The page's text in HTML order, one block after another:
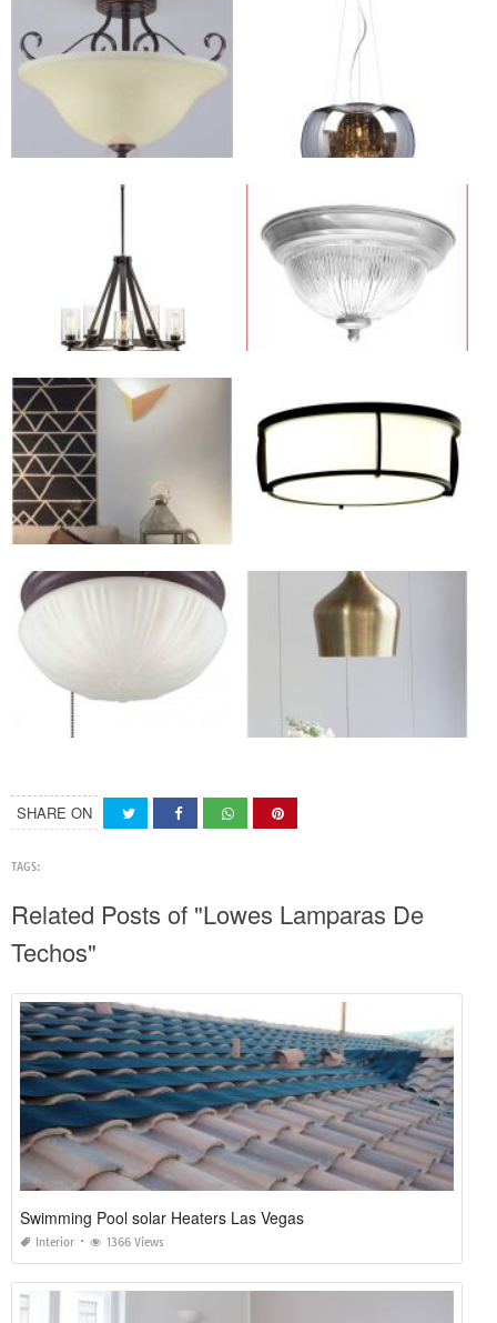
SHARE ON
TAGS:
Related Posts of "Lowes Lamparas De
Techos"
Swimming Pool solar Heaters Las Vegas
Interior 1366 Views